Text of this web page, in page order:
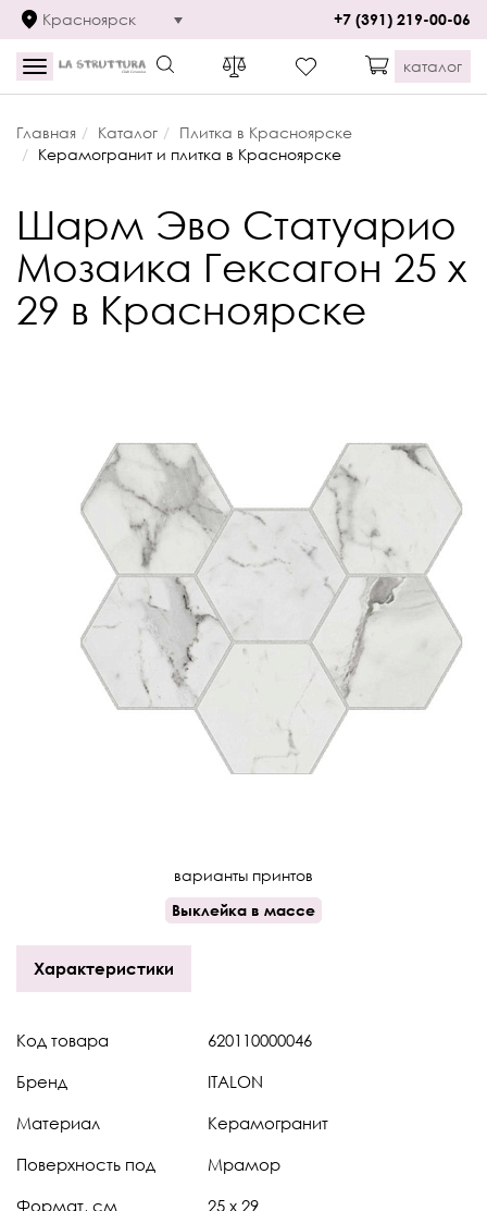
Красноярск +7 (391) 219-00-06
Toggle
navigation
каталог
Главная Каталог
Плитка в Красноярске
Керамогранит и плитка в Красноярске
Шарм Эво Статуарио
Мозаика Гексагон 25 x
29 в Красноярске
варианты принтов
Выклейка в массе
Характеристики
Код товара 620110000046
Бренд ITALON
Материал Керамогранит
Поверхность под Мрамор
Формат, см 25 x 29